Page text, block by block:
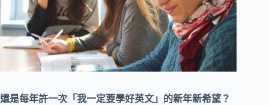
還是每年許一次「我一定要學好英文」的新年新希望？